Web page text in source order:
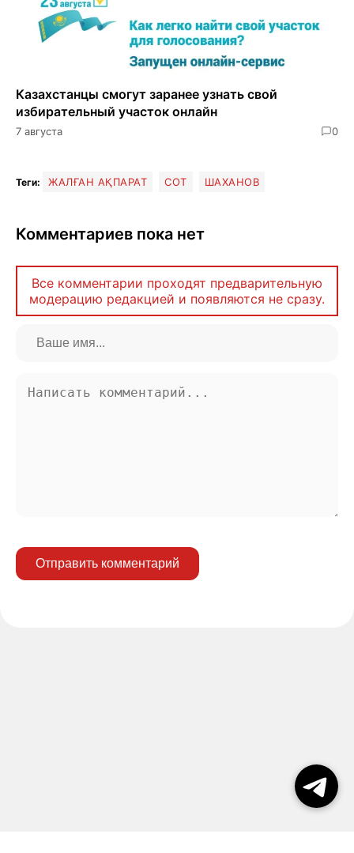
Казахстанцы смогут заранее узнать свой
избирательный участок онлайн
7 августа 0
Теги: ЖАЛҒАН АҚПАРАТ СОТ ШАХАНОВ
Комментариев пока нет
Все комментарии проходят предварительную
модерацию редакцией и появляются не сразу.
Отправить комментарий